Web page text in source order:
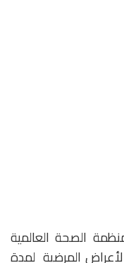
الصحة العالمية
فإن زوال الأعراض المرضية لمدة